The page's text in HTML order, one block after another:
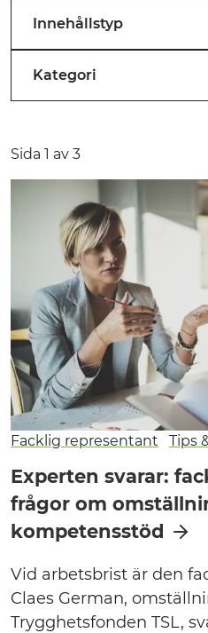
Innehållstyp
Kategori
Sida 1 av 3
Facklig representant Tips
Experten svarar:
frågor om
kompetensstöd
Vid arbetsbrist är den
Claes German,
Trygghetsfonden TSL,